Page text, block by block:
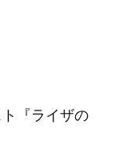
『ライザの